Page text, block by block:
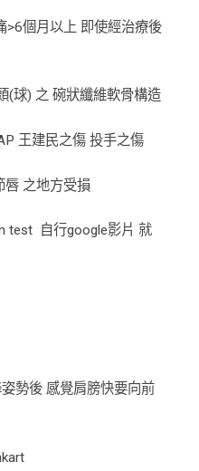
>6個月以上 即使經治療後
(球) 之 碗狀纖維軟骨構造
王建民之傷 投手之傷
唇 之地方受損
test 自行google影片 就
勢後 感覺肩膀快要向前